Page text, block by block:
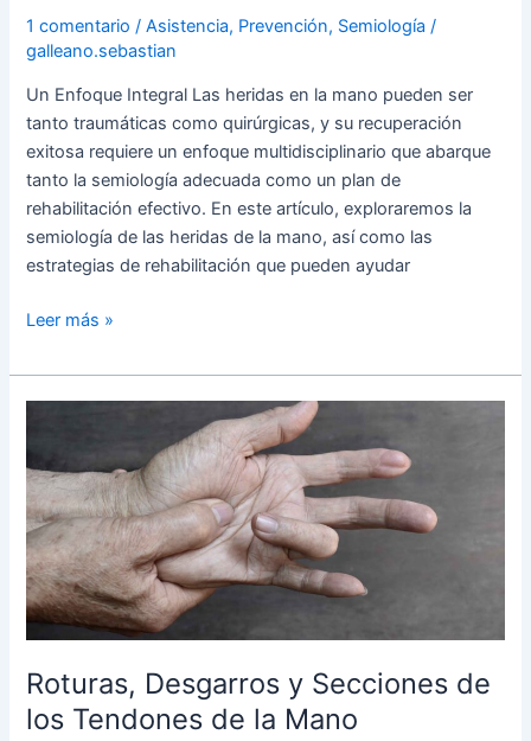
1 comentario /Asistencia, Prevención, Semiología /
galleano.sebastian
Un Enfoque Integral Las heridas en la mano pueden ser
tanto traumáticas como quirúrgicas, y su recuperación
exitosa requiere un enfoque multidisciplinario que abarque
tanto la semiología adecuada como un plan de
rehabilitación efectivo. En este artículo, exploraremos la
semiología de las heridas de la mano, así como las
estrategias de rehabilitación que pueden ayudar
Leer más »
Roturas, Desgarros y Secciones de
los Tendones de la Mano
y
Secciones
de
los
Tendones
de
la
Mano